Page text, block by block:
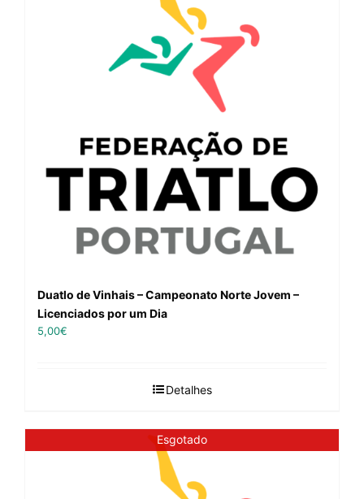
Duatlo de Vinhais – Campeonato Norte Jovem –
Licenciados por um Dia
5,00€
Detalhes
Esgotado